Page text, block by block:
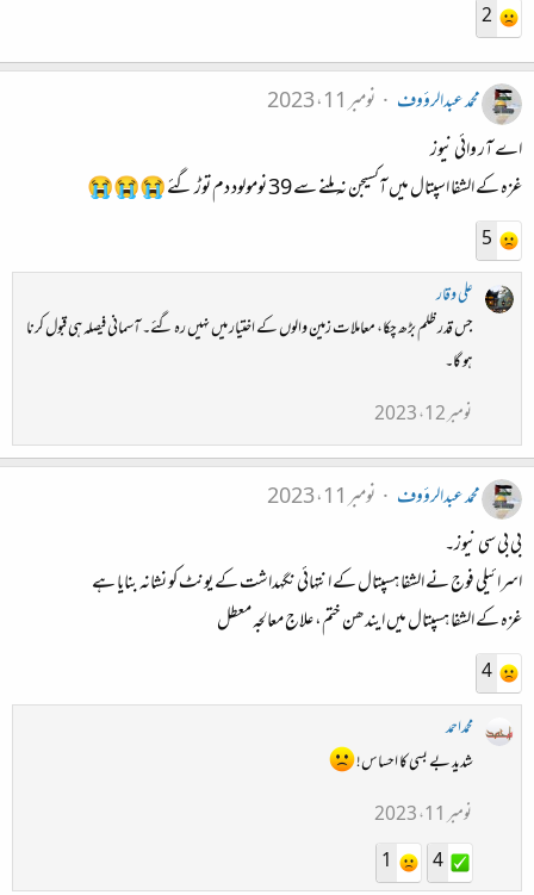
2
محمد عبدالرؤوف
نومبر 11، 2023
اے آر وائی نیوز
غزہ کے الشفا اسپتال میں آکسیجن نہ ملنے سے 39 نومولود دم توڑ گئے 😭😭😭
5
علی وقار
جس قدر ظلم بڑھ چکا، معاملات زمین والوں کے اختیار میں نہیں رہ گئے۔ آسمانی فیصلہ ہی قبول کرنا
ہو گا۔
نومبر 12، 2023
محمد عبدالرؤوف
نومبر 11، 2023
بی بی سی نیوز۔
اسرائیلی فوج نے الشفا ہسپتال کے انتہائی نگہداشت کے یونٹ کو نشانہ بنایا ہے
غزہ کے الشفا ہسپتال میں ایندھن ختم، علاج معالجہ معطل
4
محمداحمد
شدید بے بسی کا احساس!
نومبر 11، 2023
4
1